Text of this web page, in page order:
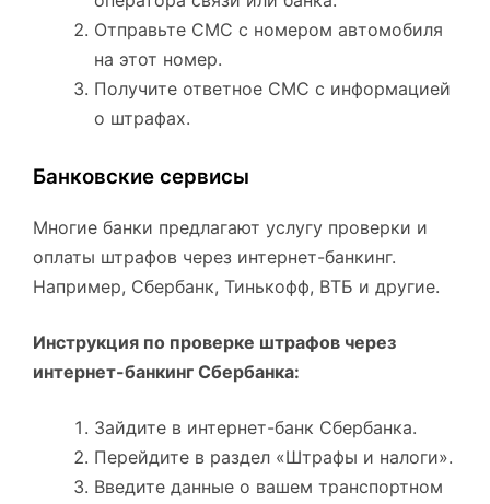
Отправьте СМС с номером автомобиля
на этот номер.
Получите ответное СМС с информацией
о штрафах.
Банковские сервисы
Многие банки предлагают услугу проверки и
оплаты штрафов через интернет-банкинг.
Например, Сбербанк, Тинькофф, ВТБ и другие.
Инструкция по проверке штрафов через
интернет-банкинг Сбербанка:
Зайдите в интернет-банк Сбербанка.
Перейдите в раздел «Штрафы и налоги».
Введите данные о вашем транспортном